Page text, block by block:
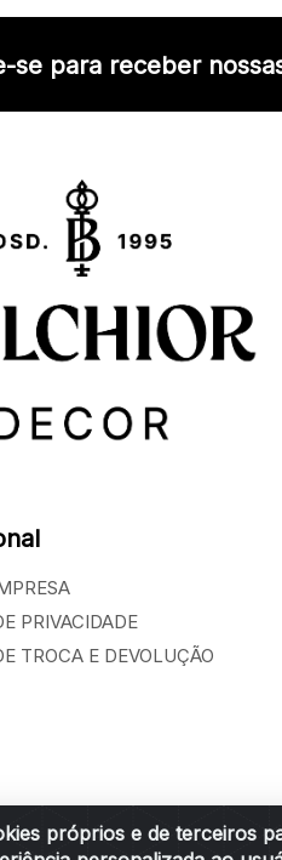
próprios e de terceiros
se para receber
PRIVACIDADE
TROCA E DEVOLUÇÃO